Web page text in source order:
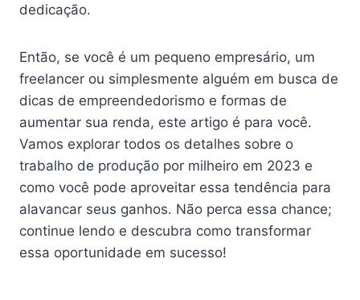
dedicação.
Então, se você é um pequeno empresário, um
freelancer ou simplesmente alguém em busca de
dicas de empreendedorismo e formas de
aumentar sua renda, este artigo é para você.
Vamos explorar todos os detalhes sobre o
trabalho de produção por milheiro em 2023 e
como você pode aproveitar essa tendência para
alavancar seus ganhos. Não perca essa chance;
continue lendo e descubra como transformar
essa oportunidade em sucesso!